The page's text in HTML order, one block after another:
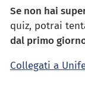
Se non hai
quiz, potrai
dal primo
Collegati a